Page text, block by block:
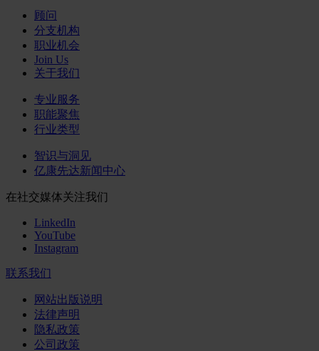
顾问
分支机构
职业机会
Join Us
关于我们
专业服务
职能聚焦
行业类型
智识与洞见
亿康先达新闻中心
在社交媒体关注我们
LinkedIn
YouTube
Instagram
联系我们
网站出版说明
法律声明
隐私政策
公司政策